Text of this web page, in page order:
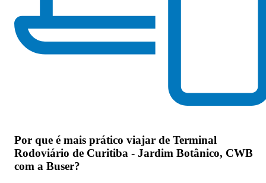
Por que é mais prático viajar de Terminal
Rodoviário de Curitiba - Jardim Botânico, CWB
com a Buser?